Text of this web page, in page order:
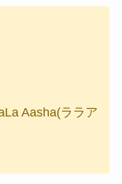
Aasha(ララア